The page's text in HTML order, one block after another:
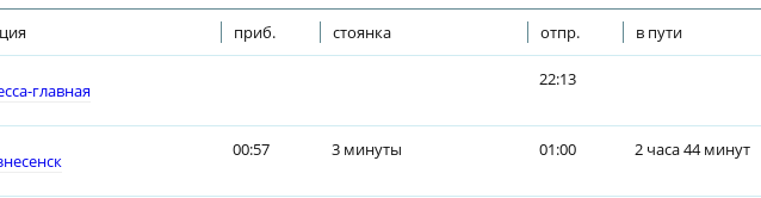
приб. стоянка отпр. в пути
главная
22:13
00:57 3 минуты 01:00 2 часа 44 минут